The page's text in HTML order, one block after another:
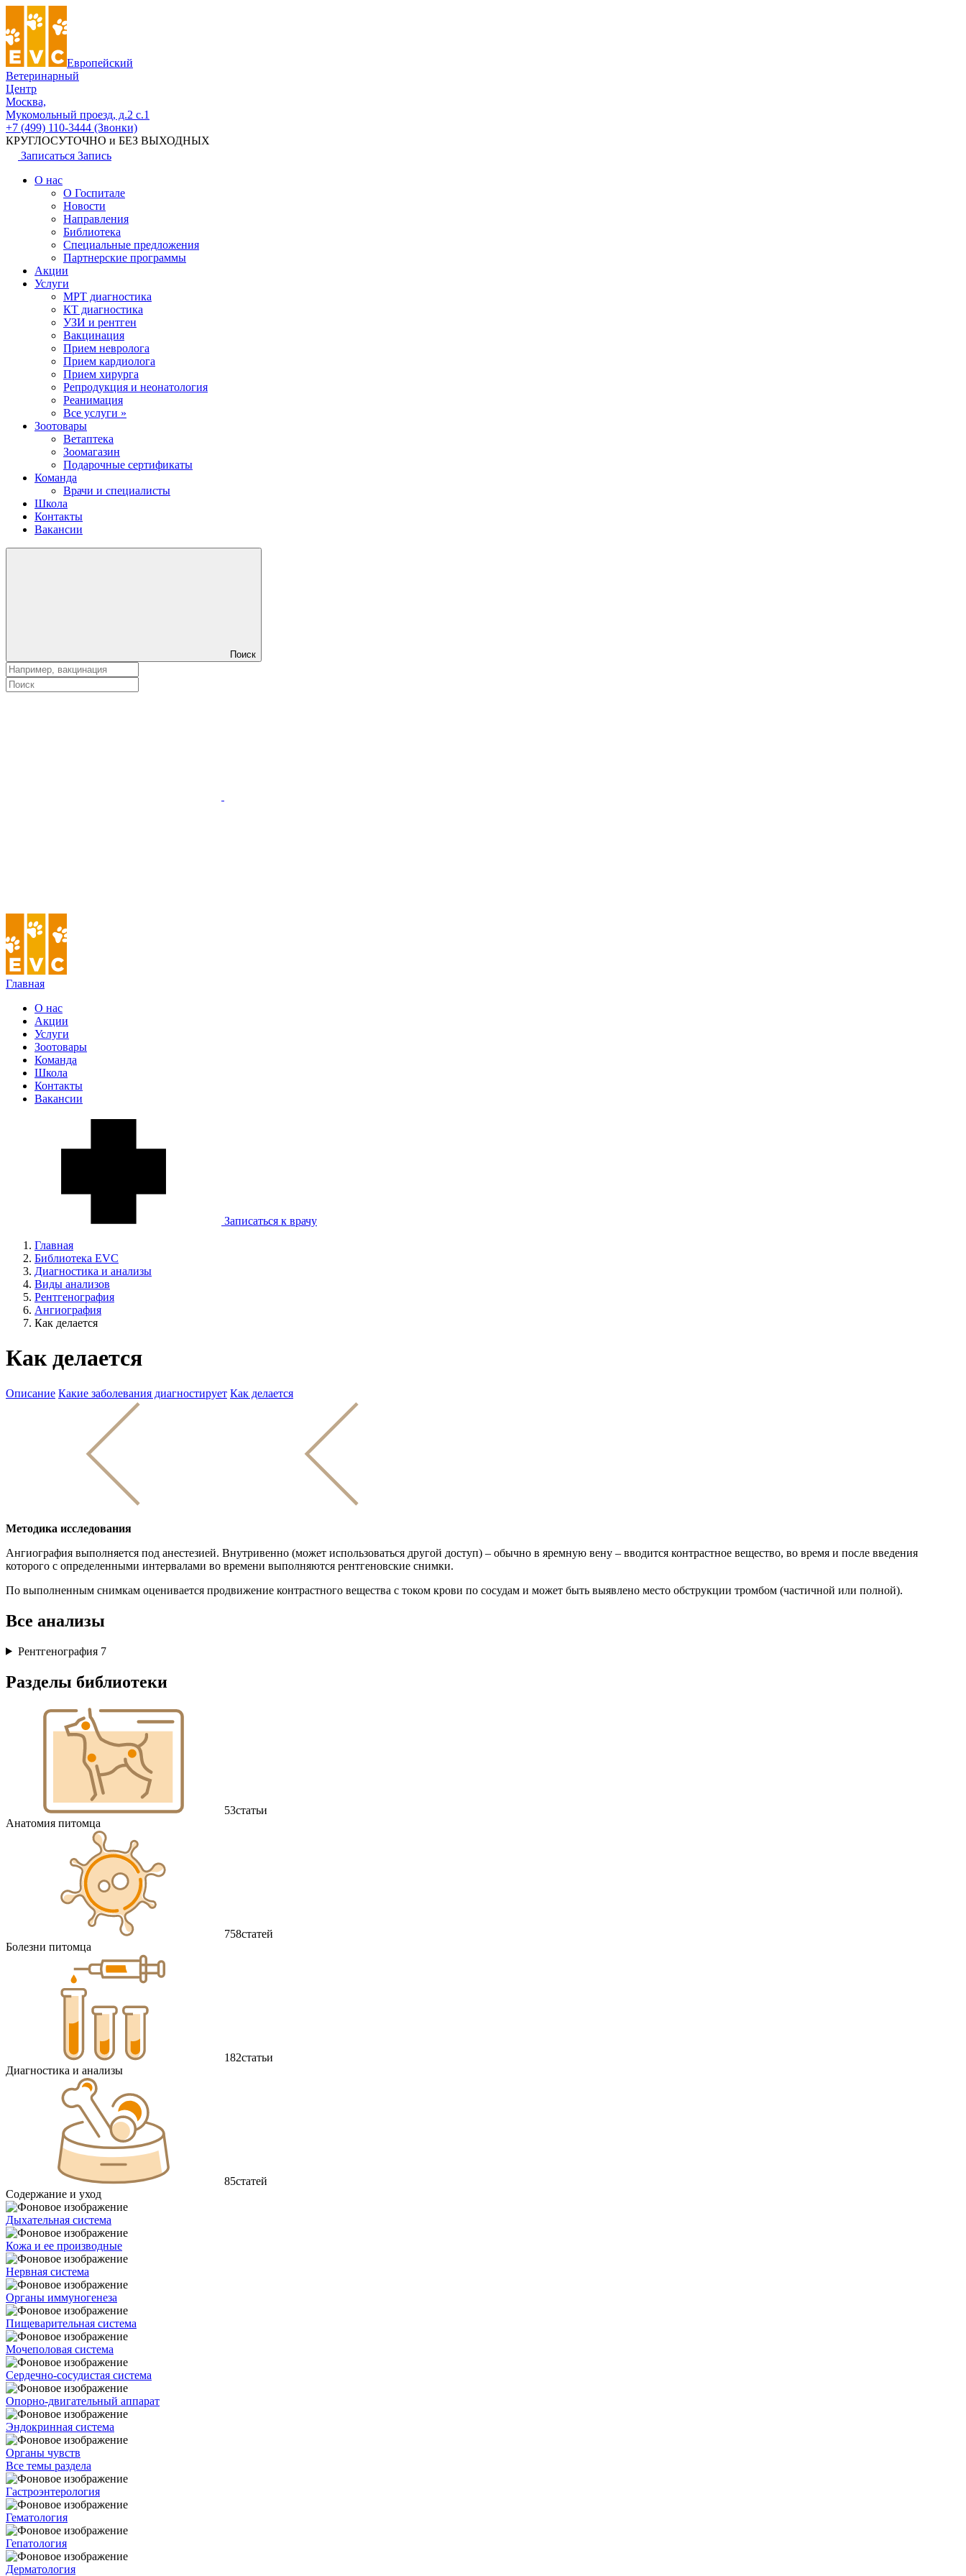
Европейский
Ветеринарный
Центр
Москва,
Мукомольный проезд, д.2 с.1
+7 (499) 110-3444 (Звонки)
КРУГЛОСУТОЧНО и БЕЗ ВЫХОДНЫХ
Записаться Запись
О нас
О Госпитале
Новости
Направления
Библиотека
Специальные предложения
Партнерские программы
Акции
Услуги
МРТ диагностика
КТ диагностика
УЗИ и рентген
Вакцинация
Прием невролога
Прием кардиолога
Прием хирурга
Репродукция и неонатология
Реанимация
Все услуги »
Зоотовары
Ветаптека
Зоомагазин
Подарочные сертификаты
Команда
Врачи и специалисты
Школа
Контакты
Вакансии
Поиск
Главная
О нас
Акции
Услуги
Зоотовары
Команда
Школа
Контакты
Вакансии
Записаться к врачу
Главная
Библиотека EVC
Диагностика и анализы
Виды анализов
Рентгенография
Ангиография
Как делается
Как делается
Описание Какие заболевания диагностирует Как делается
Методика исследования
Ангиография выполняется под анестезией. Внутривенно (может использоваться другой доступ) – обычно в яремную вену – вводится контрастное вещество, во время и после введения
которого с определенными интервалами во времени выполняются рентгеновские снимки.
По выполненным снимкам оценивается продвижение контрастного вещества с током крови по сосудам и может быть выявлено место обструкции тромбом (частичной или полной).
Все анализы
Рентгенография 7
Разделы библиотеки
53статьи
Анатомия питомца
758статей
Болезни питомца
182статьи
Диагностика и анализы
85статей
Содержание и уход
Дыхательная система
Кожа и ее производные
Нервная система
Органы иммуногенеза
Пищеварительная система
Мочеполовая система
Сердечно-сосудистая система
Опорно-двигательный аппарат
Эндокринная система
Органы чувств
Все темы раздела
Гастроэнтерология
Гематология
Гепатология
Дерматология